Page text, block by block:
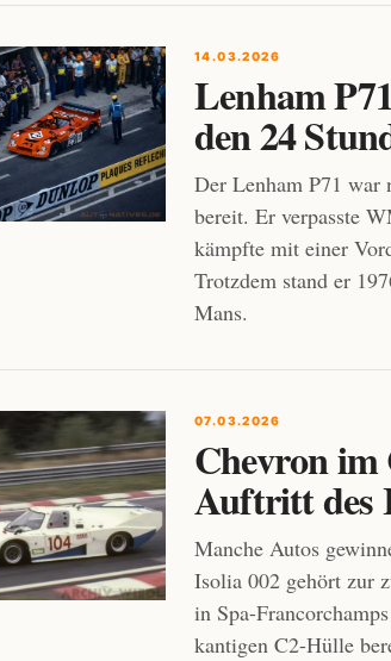
14.03.2026
Lenham
den 24
Der Lenham P71
bereit. Er verpasste
kämpfte mit einer
Trotzdem stand er
Mans.
07.03.2026
Chevron im
Auftritt des
Manche Autos
Isolia 002 gehört zur
in Spa-
kantigen C2-Hülle